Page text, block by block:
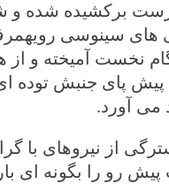
برکشیده شده و
سینوسی
گام نخست آمیخته و
پیش پای جنبش توده
می آورد.
از نیروهای با
رو را بگونه ای